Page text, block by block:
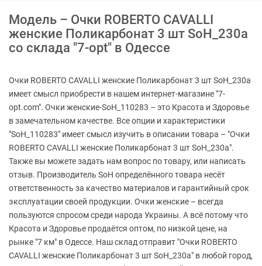
Модель – Очки ROBERTO CAVALLI
женские Поликарбонат 3 шт SoH_230a
со склада "7-opt" в Одессе
Очки ROBERTO CAVALLI женские Поликарбонат 3 шт SoH_230a
имеет смысл приобрести в нашем интернет-магазине "7-
opt.com". Очки женские-SoH_110283 – это Красота и Здоровье
в замечательном качестве. Все опции и характеристики
"SoH_110283" имеет смысл изучить в описании товара – "Очки
ROBERTO CAVALLI женские Поликарбонат 3 шт SoH_230a".
Также вы можете задать нам вопрос по товару, или написать
отзыв. Производитель SoH определённого товара несёт
ответственность за качество материалов и гарантийный срок
эксплуатации своей продукции. Очки женские – всегда
пользуются спросом среди народа Украины. А всё потому что
Красота и Здоровье продаётся оптом, по низкой цене, на
рынке "7 км" в Одессе. Наш склад отправит "Очки ROBERTO
CAVALLI женские Поликарбонат 3 шт SoH_230a" в любой город,